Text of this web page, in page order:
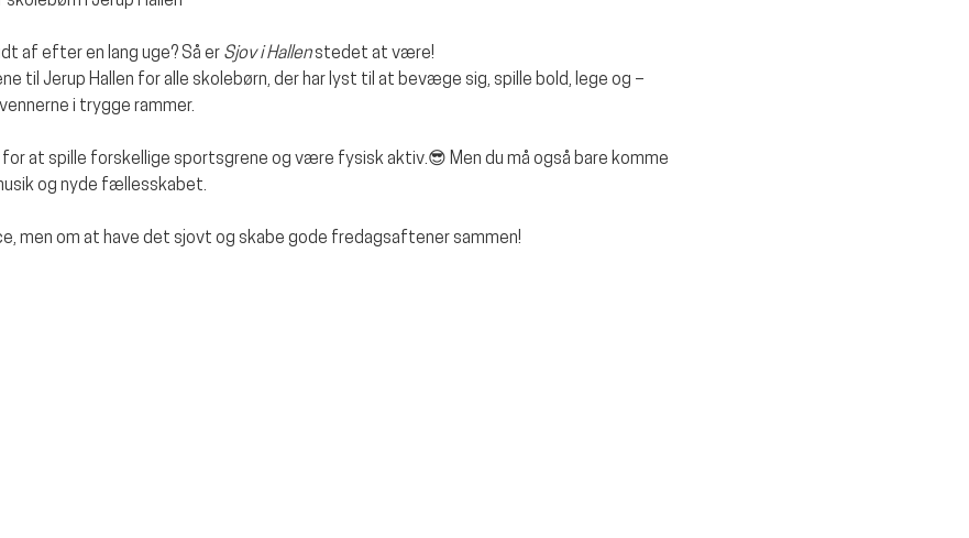
af efter en lang uge? Så er Sjov i Hallen stedet at være!
til Jerup Hallen for alle skolebørn, der har lyst til at bevæge sig, spille bold, lege og –
i trygge rammer.
for at spille forskellige sportsgrene og være fysisk aktiv.😎 Men du må også bare komme
og nyde fællesskabet.
men om at have det sjovt og skabe gode fredagsaftener sammen!